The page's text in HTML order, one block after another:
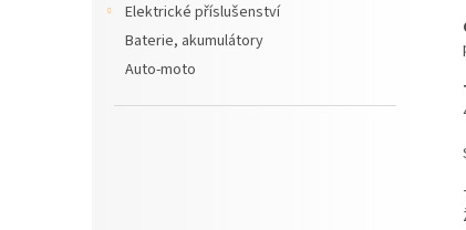
Elektrické příslušenství
Baterie, akumulátory
Auto-moto